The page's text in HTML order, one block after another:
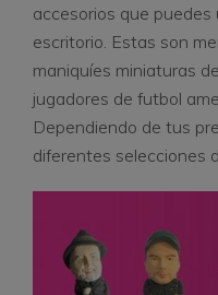
accesorios que
escritorio. Estas son
maniquíes miniaturas
jugadores de futbol
Dependiendo de tus
diferentes selecciones